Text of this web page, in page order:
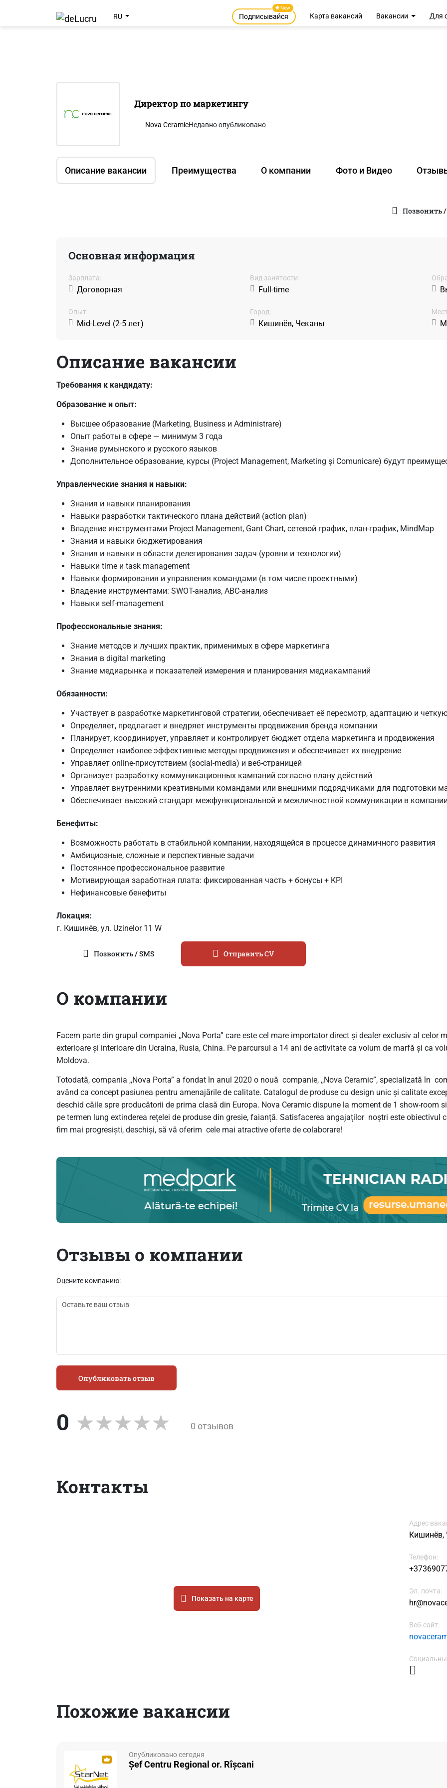
RU
New
Подписывайся Карта вакансий Вакансии Для
Директор по маркетингу
Nova CeramicНедавно опубликовано
Описание вакансии Преимущества О компании Фото и Видео
Позвонить /
Основная информация
Зарплата:
Договорная
Вид занятости:
Full-time
Oпыт:
Mid-Level (2-5 лет)
Город:
Кишинёв, Чеканы
Описание вакансии
Требования к кандидату:
Образование и опыт:
Высшее образование (Marketing, Business и Administrare)
Опыт работы в сфере — минимум 3 года
Знание румынского и русского языков
Дополнительное образование, курсы (Project Management, Marketing și Comunicare) будут
Управленческие знания и навыки:
Знания и навыки планирования
Навыки разработки тактического плана действий (action plan)
Владение инструментами Project Management, Gant Chart, сетевой график, план-график, MindMap
Знания и навыки бюджетирования
Знания и навыки в области делегирования задач (уровни и технологии)
Навыки time и task management
Навыки формирования и управления командами (в том числе проектными)
Владение инструментами: SWOT-анализ, ABC-анализ
Навыки self-management
Профессиональные знания:
Знание методов и лучших практик, применимых в сфере маркетинга
Знания в digital marketing
Знание медиарынка и показателей измерения и планирования медиакампаний
Обязанности:
Участвует в разработке маркетинговой стратегии, обеспечивает её пересмотр, адаптацию и
Определяет, предлагает и внедряет инструменты продвижения бренда компании
Планирует, координирует, управляет и контролирует бюджет отдела маркетинга и продвижения
Определяет наиболее эффективные методы продвижения и обеспечивает их внедрение
Управляет online-присутствием (social-media) и веб-страницей
Организует разработку коммуникационных кампаний согласно плану действий
Управляет внутренними креативными командами или внешними подрядчиками для подготовки
Обеспечивает высокий стандарт межфункциональной и межличностной коммуникации в компании
Бенефиты:
Возможность работать в стабильной компании, находящейся в процессе динамичного развития
Амбициозные, сложные и перспективные задачи
Постоянное профессиональное развитие
Мотивирующая заработная плата: фиксированная часть + бонусы + KPI
Нефинансовые бенефиты
Локация:
г. Кишинёв, ул. Uzinelor 11 W
Позвонить / SMS Отправить CV
О компании
Facem parte din grupul companiei ,,Nova Porta” care este cel mare importator direct și dealer exclusiv al celor
exterioare și interioare din Ucraina, Rusia, China. Pe parcursul a 14 ani de activitate ca volum de marfă și ca
Moldova.
Totodată, compania ,,Nova Porta” a fondat în anul 2020 o nouă companie, ,,Nova Ceramic”, specializată în
având ca concept pasiunea pentru amenajările de calitate. Catalogul de produse cu design unic și calitate
deschid căile spre producătorii de prima clasă din Europa. Nova Ceramic dispune la moment de 1 show-room
pe termen lung extinderea rețelei de produse din gresie, faianță. Satisfacerea angajaților noștri este obiectivul
fim mai progresiști, deschiși, să vă oferim cele mai atractive oferte de colaborare!
Отзывы о компании
Оцените компанию:
Опубликовать отзыв
0 0 отзывов
Контакты
Показать на карте
Адрес
Кишинёв,
Телефон:
Эл. почта:
Веб-сайт:
Похожие вакансии
Опубликовано сегодня
Șef Centru Regional or. Rîșcani